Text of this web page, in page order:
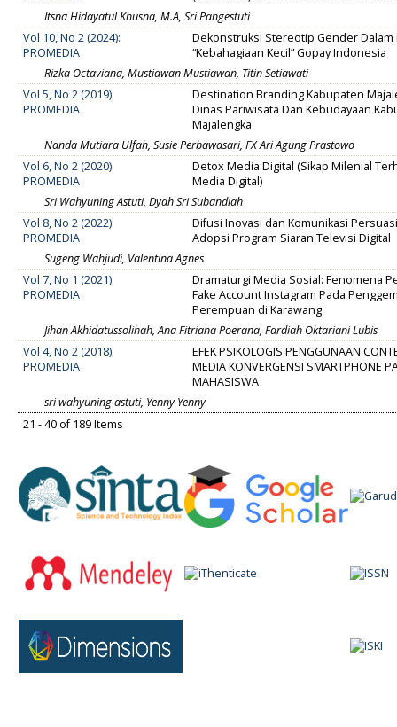
Itsna Hidayatul Khusna, M.A, Sri Pangestuti
Vol 10, No 2 (2024):
PROMEDIA
Dekonstruksi Stereotip Gender Dalam
“Kebahagiaan Kecil” Gopay Indonesia
Rizka Octaviana, Mustiawan Mustiawan, Titin Setiawati
Vol 5, No 2 (2019):
PROMEDIA
Destination Branding Kabupaten
Dinas Pariwisata Dan Kebudayaan
Majalengka
Nanda Mutiara Ulfah, Susie Perbawasari, FX Ari Agung Prastowo
Vol 6, No 2 (2020):
PROMEDIA
Detox Media Digital (Sikap Milenial
Media Digital)
Sri Wahyuning Astuti, Dyah Sri Subandiah
Vol 8, No 2 (2022):
PROMEDIA
Difusi Inovasi dan Komunikasi
Adopsi Program Siaran Televisi Digital
Sugeng Wahjudi, Valentina Agnes
Vol 7, No 1 (2021):
PROMEDIA
Dramaturgi Media Sosial: Fenomena
Fake Account Instagram Pada
Perempuan di Karawang
Jihan Akhidatussolihah, Ana Fitriana Poerana, Fardiah Oktariani Lubis
Vol 4, No 2 (2018):
PROMEDIA
EFEK PSIKOLOGIS PENGGUNAAN
MEDIA KONVERGENSI SMARTPHONE
MAHASISWA
sri wahyuning astuti, Yenny Yenny
21 - 40 of 189 Items